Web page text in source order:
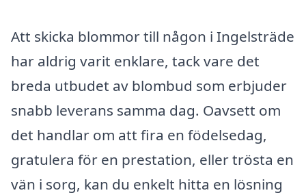
Att skicka blommor till någon i Ingelsträde
har aldrig varit enklare, tack vare det
breda utbudet av blombud som erbjuder
snabb leverans samma dag. Oavsett om
det handlar om att fira en födelsedag,
gratulera för en prestation, eller trösta en
vän i sorg, kan du enkelt hitta en lösning